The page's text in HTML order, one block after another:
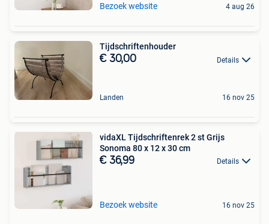
Bezoek website 4 aug 26
Tijdschriftenhouder
€ 30,00 Details
Landen 16 nov 25
vidaXL Tijdschriftenrek 2 st Grijs
Sonoma 80 x 12 x 30 cm
€ 36,99 Details
Bezoek website 16 nov 25